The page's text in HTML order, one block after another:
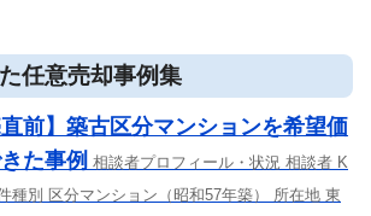
任意売却事例集
直前】築古区分マンションを希望価
た事例 相談者プロフィール・状況 相談者 K
種別 区分マンション（昭和57年築） 所在地 東